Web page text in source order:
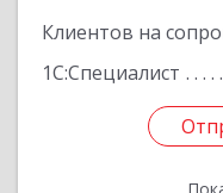
Клиентов на
1С:Специалист